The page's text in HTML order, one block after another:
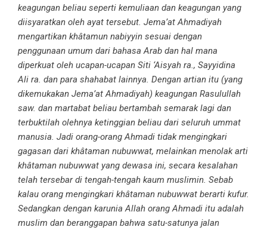
keagungan beliau seperti kemuliaan dan keagungan yang
diisyaratkan oleh ayat tersebut. Jema’at Ahmadiyah
mengartikan khâtamun nabiyyin sesuai dengan
penggunaan umum dari bahasa Arab dan hal mana
diperkuat oleh ucapan-ucapan Siti ‘Aisyah ra., Sayyidina
Ali ra. dan para shahabat lainnya. Dengan artian itu (yang
dikemukakan Jema’at Ahmadiyah) keagungan Rasulullah
saw. dan martabat beliau bertambah semarak lagi dan
terbuktilah olehnya ketinggian beliau dari seluruh ummat
manusia. Jadi orang-orang Ahmadi tidak mengingkari
gagasan dari khâtaman nubuwwat, melainkan menolak arti
khâtaman nubuwwat yang dewasa ini, secara kesalahan
telah tersebar di tengah-tengah kaum muslimin. Sebab
kalau orang mengingkari khâtaman nubuwwat berarti kufur.
Sedangkan dengan karunia Allah orang Ahmadi itu adalah
muslim dan beranggapan bahwa satu-satunya jalan